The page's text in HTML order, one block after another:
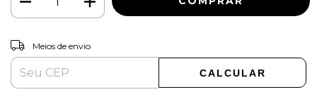
Entregas para o CEP:
Meios de envio
CALCULAR